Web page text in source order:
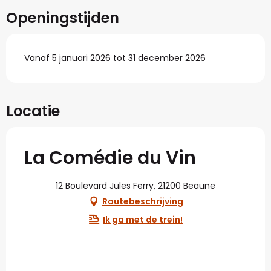
Openingstijden
Vanaf 5 januari 2026 tot 31 december 2026
Locatie
La Comédie du Vin
12 Boulevard Jules Ferry, 21200 Beaune
Routebeschrijving
Ik ga met de trein!